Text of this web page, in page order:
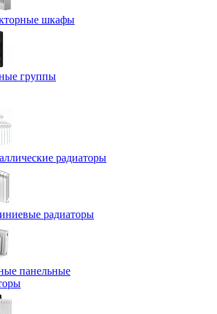
шкафы
группы
радиаторы
радиаторы
панельные